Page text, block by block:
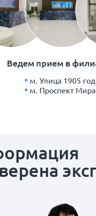
Ведем прием в
м. Улица 1905
м. Проспект Мира